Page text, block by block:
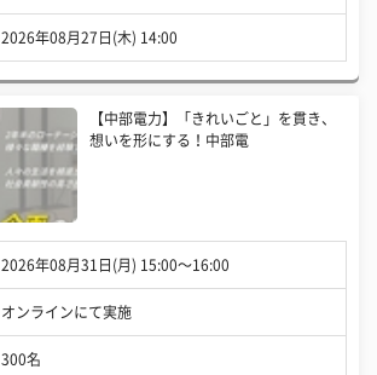
2026年08月27日(木) 14:00
【中部電力】「きれいごと」を貫き、
想いを形にする！中部電
2026年08月31日(月) 15:00〜16:00
オンラインにて実施
300名